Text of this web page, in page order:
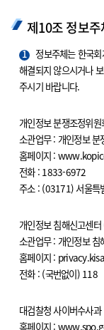
제10조 정보주
1
정보주체는 한국
해결되지 않으시거나
주시기 바랍니다.
개인정보 분쟁조정위원
소관업무 : 개인정보 분
홈페이지 :
전화 : 1833-6972
주소 : (03171) 서울특
개인정보 침해신고센
소관업무 : 개인정보 침
홈페이지 :
전화 : (국번없이) 118
대검찰청 사이버수사과
홈페이지 :